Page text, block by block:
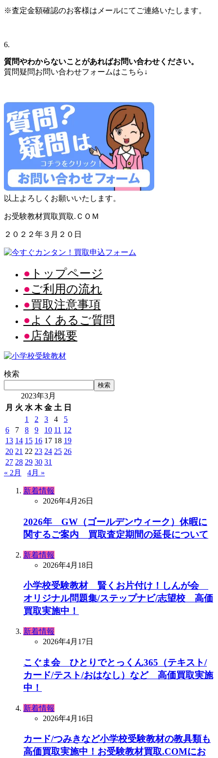
※査定金額確認のお客様はメールにてご連絡いたします。
6.
質問やわからないことがあればお問い合わせください。
質問疑問お問い合わせフォームはこちら↓
以上よろしくお願いいたします。
お受験教材買取買取.ＣＯＭ
２０２２年３月２０日
トップページ
ご利用の流れ
買取注意事項
よくあるご質問
店舗概要
検索
検索
2023年3月
月 火 水 木 金 土 日
1
2 3 4
5
6
7 8 9 10 11 12
13 14 15 16 17 18 19
20 21 22 23 24 25 26
27 28 29 30 31
« 2月
4月 »
新着情報
2026年4月26日
2026年 GW（ゴールデンウィーク）休暇に
関するご案内 買取査定期間の延長について
新着情報
2026年4月18日
小学校受験教材 賢くお片付け！しんが会
オリジナル問題集/ステップナビ/志望校 高価
買取実施中！
新着情報
2026年4月17日
こぐま会 ひとりでとっくん365（テキスト/
カード/テスト/おはなし）など 高価買取実施
中！
新着情報
2026年4月16日
カード/つみきなど小学校受験教材の教具類も
高価買取実施中！お受験教材買取.COMにお